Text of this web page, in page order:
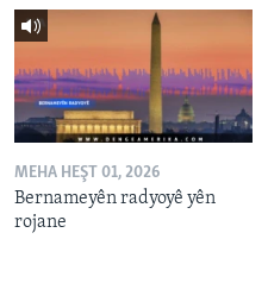
MEHA HEŞT 01, 2026
Bernameyên radyoyê yên
rojane